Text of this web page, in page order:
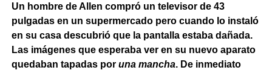
Un hombre de Allen compró un televisor de 43
pulgadas en un supermercado pero cuando lo instaló
en su casa descubrió que la pantalla estaba dañada.
Las imágenes que esperaba ver en su nuevo aparato
quedaban tapadas por una mancha. De inmediato